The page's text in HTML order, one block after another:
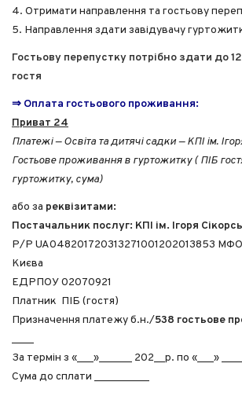
ГУРТОЖИТОК №8
ГУРТОЖИТОК №11
ГУРТОЖИТОК №12
ГУРТОЖИТОК №13
ГУРТОЖИТОК №14
ГУРТОЖИТОК №15
ГУРТОЖИТОК №17
ГУРТОЖИТОК №19
ГУРТОЖИТОК №20
ГУРТОЖИТОК №21
ЗРАЗКИ ЗАЯВ
4. Отримати направлення та гостьову
5. Направлення здати завідувачу
Гостьову перепустку потрібно здати до
гостя
⇒ Оплата гостьового проживання:
Приват 24
Платежі — Освіта та дитячі садки — КПІ ім.
Гостьове проживання в гуртожитку ( ПІБ
гуртожитку, сума)
або за реквізитами:
Постачальник послуг: КПІ ім. Ігоря
Р/Р UA048201720313271001202013853
Києва
ЕДРПОУ 02070921
Платник ПІБ (гостя)
Призначення платежу б.н./538 гостьове
За термін з «___»______ 202__р. по «___»
Сума до сплати __________